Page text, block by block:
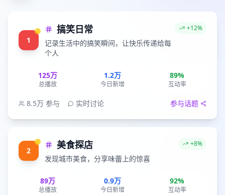
1
搞笑日常
记录生活中的搞笑瞬间，让快乐传递给每
个人
+12%
125万
总播放
1.2万
今日新增
89%
互动率
8.5万 参与 实时讨论 参与话题
2 美食探店
发现城市美食，分享味蕾上的惊喜
+8%
89万
总播放
0.9万
今日新增
92%
互动率